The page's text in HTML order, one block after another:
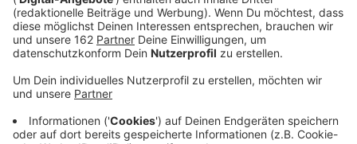
Taxis im Kreis Wesel werden teurer. Der Kreistag hat
neue Tarife für ab Januar beschlossen. Grund sind
höhere Kosten für Löhne, Versicherungen, Reperaturen
und Sprit. Die Grundgebühr sinkt leicht auf 5,50 Euro.
Dafür steigt der Kilometerpreis tagsüber auf 3,20